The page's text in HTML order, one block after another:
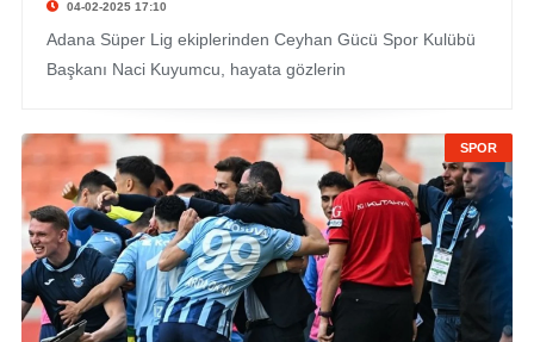
04-02-2025 17:10
Adana Süper Lig ekiplerinden Ceyhan Gücü Spor Kulübü
Başkanı Naci Kuyumcu, hayata gözlerin
SPOR